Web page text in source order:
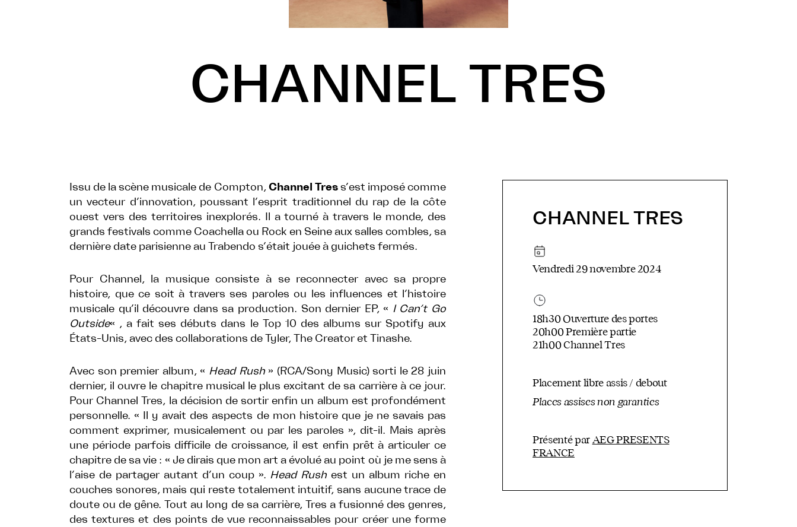
CHANNEL TRES
Issu de la scène musicale de Compton,Channel Tress’est imposé comme
un vecteur d’innovation, poussant l’esprit traditionnel du rap de la côte
ouest vers des territoires inexplorés. Il a tourné à travers le monde, des
grands festivals comme Coachella ou Rock en Seine aux salles combles, sa
dernière date parisienne au Trabendo s’était jouée à guichets fermés.
Pour Channel, la musique consiste à se reconnecter avec sa propre
histoire, que ce soit à travers ses paroles ou les influences et l’histoire
musicale qu’il découvre dans sa production. Son dernier EP, « I Can’t Go
Outside« , a fait ses débuts dans le Top 10 des albums sur Spotify aux
États-Unis, avec des collaborations de Tyler, The Creator et Tinashe.
Avec son premier album, « Head Rush» (RCA/Sony Music) sorti le 28 juin
dernier, il ouvre le chapitre musical le plus excitant de sa carrière à ce jour.
Pour Channel Tres, la décision de sortir enfin un album est profondément
personnelle. « Il y avait des aspects de mon histoire que je ne savais pas
comment exprimer, musicalement ou par les paroles », dit-il. Mais après
une période parfois difficile de croissance, il est enfin prêt à articuler ce
chapitre de sa vie : « Je dirais que mon art a évolué au point où je me sens à
l’aise de partager autant d’un coup ». Head Rush est un album riche en
couches sonores, mais qui reste totalement intuitif, sans aucune trace de
doute ou de gêne. Tout au long de sa carrière, Tres a fusionné des genres,
des textures et des points de vue reconnaissables pour créer une forme
CHANNEL TRES
Vendredi 29 novembre 2024
18h30 Ouverture des portes
20h00 Première partie
21h00 Channel Tres
Placement libre assis / debout
Places assises non garanties
Présenté par AEG PRESENTS
FRANCE